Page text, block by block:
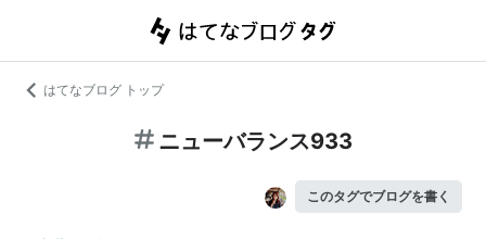
はてなブログ トップ
ニューバランス933
このタグでブログを書く